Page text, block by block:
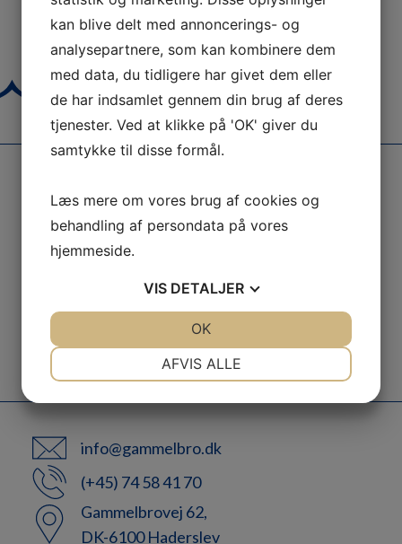
Mere end 1.000
Positive anmeldelser
Mange aktiviteter
info@gammelbro.dk
(+45) 74 58 41 70
Gammelbrovej 62,
DK-6100 Haderslev
kan blive delt med annoncerings- og
analysepartnere, som kan kombinere dem
med data, du tidligere har givet dem eller
de har indsamlet gennem din brug af deres
tjenester. Ved at klikke på 'OK' giver du
samtykke til disse formål.
Læs mere om vores brug af cookies og
behandling af persondata på vores
hjemmeside.
VIS DETALJER
AFVIS ALLE
OK